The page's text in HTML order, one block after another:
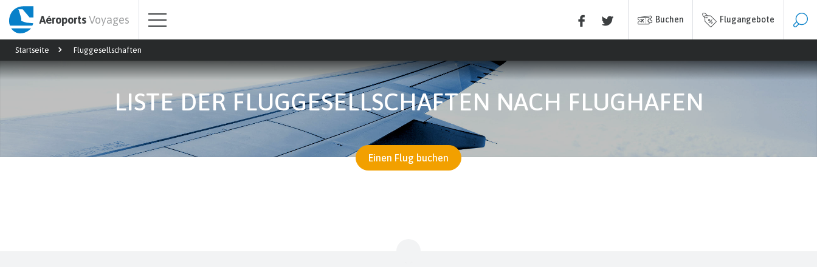
AéroportsVoyages Buchen Flugangebote
Startseite Fluggesellschaften
LISTE DER FLUGGESELLSCHAFTEN NACH FLUGHAFEN
Einen Flug buchen